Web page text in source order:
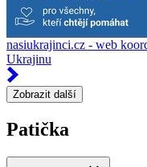
nasiukrajinci.cz - web
Ukrajinu
Zobrazit další
Patička